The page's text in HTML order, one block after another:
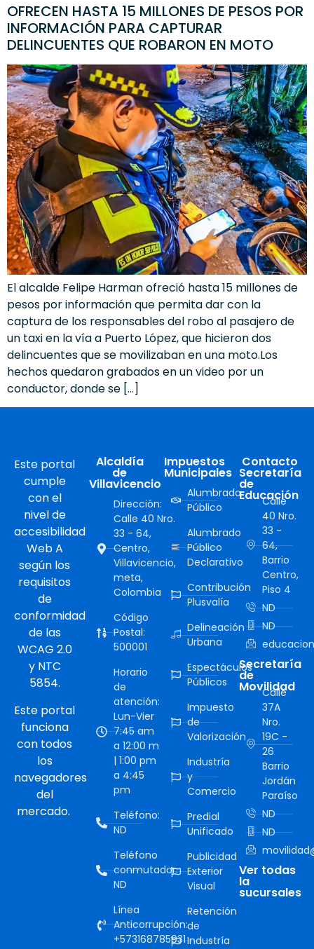
OFRECEN HASTA 15 MILLONES DE PESOS POR
INFORMACIÓN PARA CAPTURAR
DELINCUENTES QUE ROBARON EN MOTO
El alcalde Felipe Harman ofreció hasta 15 millones de
pesos por información que permita dar con la
captura de los responsables del robo al pasajero de
un taxi en la vía a Puerto López, que hicieron dos
delincuentes que se movilizaban en una moto.Los
hechos quedaron grabados en un video por un
conductor, donde se […]
Este portal
cumple
con el
nivel de
accesibilidad
Web A
según los
requisitos
de
conformidad
de las
WCAG 2.0
y NTC
5854.
Este portal
funciona
con todos
los
navegadores
del
mercado.
Alcaldía
de
Villavicencio
Dirección:
Calle 40 Nro.
33 - 64,
Centro,
Villavicencio,
meta,
Colombia
Código
Postal:
500001
Horario
de
atención:
Lun-Vier
7:45 am
a 12:00 m
| 1:00 pm
a 4:45
pm
Teléfono:
ND
Teléfono
conmutador:
ND
Línea
Anticorrupción:
+573168785931
Impuestos
Municipales
Alumbrado
Público
Alumbrado
Público
Declarativo
Contribución
Plusvalía
Delineación
Urbana
Espectáculos
Públicos
Impuesto
de
Valorización
Industría
y
Comercio
Predial
Unificado
Publicidad
Exterior
Visual
Retención
de
Industría
Contacto
Secretaría
de
Educación
Calle
40 Nro.
33 -
64,
Barrio
Centro,
Piso 4
ND
ND
Secretaría
de
Movilidad
Calle
37A
Nro.
19C -
26
Barrio
Jordán
Paraíso
ND
ND
Ver todas
la
sucursales